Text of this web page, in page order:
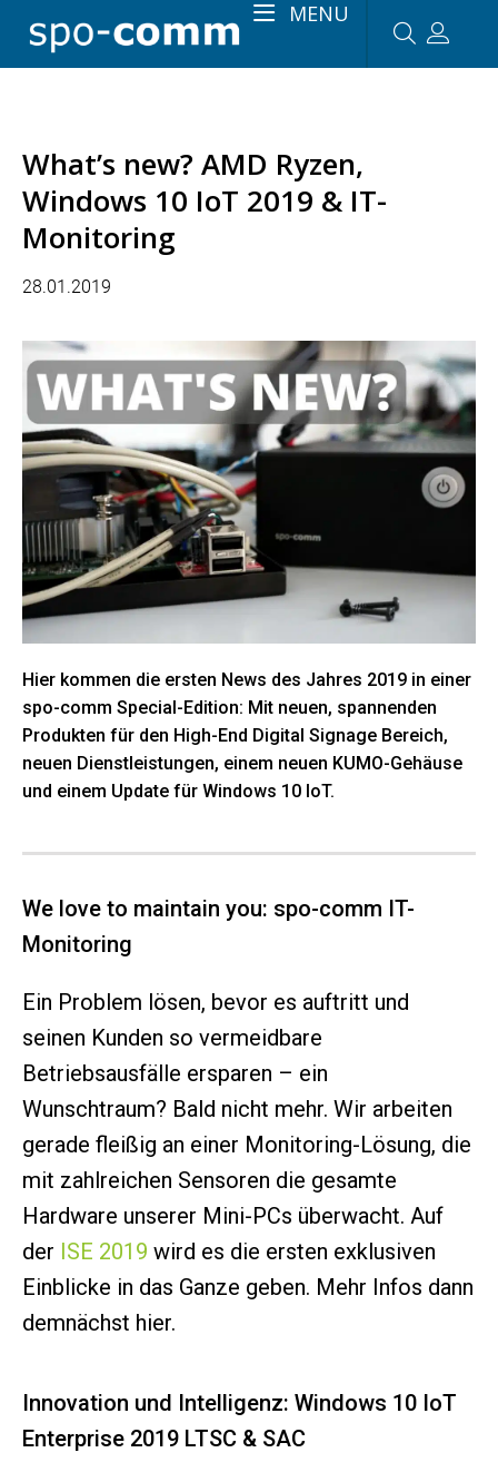
MENU
What’s new? AMD Ryzen,
Windows 10 IoT 2019 & IT-
Monitoring
28.01.2019
Hier kommen die ersten News des Jahres 2019 in einer
spo-comm Special-Edition: Mit neuen, spannenden
Produkten für den High-End Digital Signage Bereich,
neuen Dienstleistungen, einem neuen KUMO-Gehäuse
und einem Update für Windows 10 IoT.
We love to maintain you: spo-comm IT-
Monitoring
Ein Problem lösen, bevor es auftritt und
seinen Kunden so vermeidbare
Betriebsausfälle ersparen – ein
Wunschtraum? Bald nicht mehr. Wir arbeiten
gerade fleißig an einer Monitoring-Lösung, die
mit zahlreichen Sensoren die gesamte
Hardware unserer Mini-PCs überwacht. Auf
der ISE 2019 wird es die ersten exklusiven
Einblicke in das Ganze geben. Mehr Infos dann
demnächst hier.
Innovation und Intelligenz: Windows 10 IoT
Enterprise 2019 LTSC & SAC